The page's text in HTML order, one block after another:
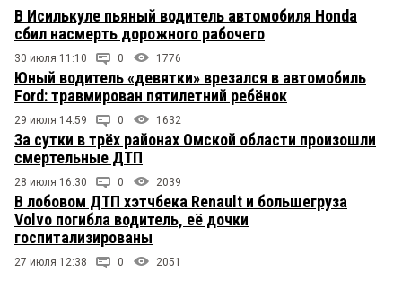
В Исилькуле пьяный водитель автомобиля Honda
сбил насмерть дорожного рабочего
30 июля 11:10 0 1776
Юный водитель «девятки» врезался в автомобиль
Ford: травмирован пятилетний ребёнок
29 июля 14:59 0 1632
За сутки в трёх районах Омской области произошли
смертельные ДТП
28 июля 16:30 0 2039
В лобовом ДТП хэтчбека Renault и большегруза
Volvo погибла водитель, её дочки
госпитализированы
27 июля 12:38 0 2051